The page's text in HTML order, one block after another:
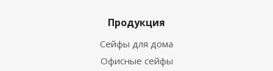
Продукция
Сейфы для дома
Офисные сейфы